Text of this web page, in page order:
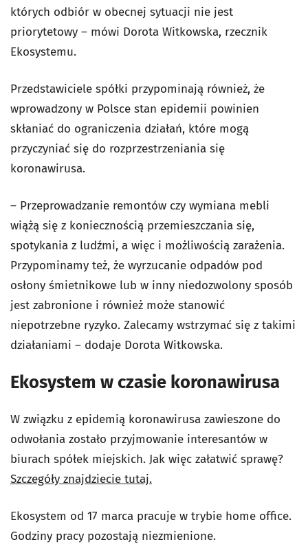
których odbiór w obecnej sytuacji nie jest
priorytetowy – mówi Dorota Witkowska, rzecznik
Ekosystemu.
Przedstawiciele spółki przypominają również, że
wprowadzony w Polsce stan epidemii powinien
skłaniać do ograniczenia działań, które mogą
przyczyniać się do rozprzestrzeniania się
koronawirusa.
– Przeprowadzanie remontów czy wymiana mebli
wiążą się z koniecznością przemieszczania się,
spotykania z ludźmi, a więc i możliwością zarażenia.
Przypominamy też, że wyrzucanie odpadów pod
osłony śmietnikowe lub w inny niedozwolony sposób
jest zabronione i również może stanowić
niepotrzebne ryzyko. Zalecamy wstrzymać się z takimi
działaniami – dodaje Dorota Witkowska.
Ekosystem w czasie koronawirusa
W związku z epidemią koronawirusa zawieszone do
odwołania zostało przyjmowanie interesantów w
biurach spółek miejskich. Jak więc załatwić sprawę?
Szczegóły znajdziecie tutaj.
Ekosystem od 17 marca pracuje w trybie home office.
Godziny pracy pozostają niezmienione.